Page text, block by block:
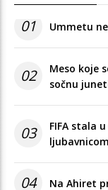
01 Ummetu
02
Meso koje
sočnu
03
FIFA stala
ljubavnicom
04 Na Ahiret